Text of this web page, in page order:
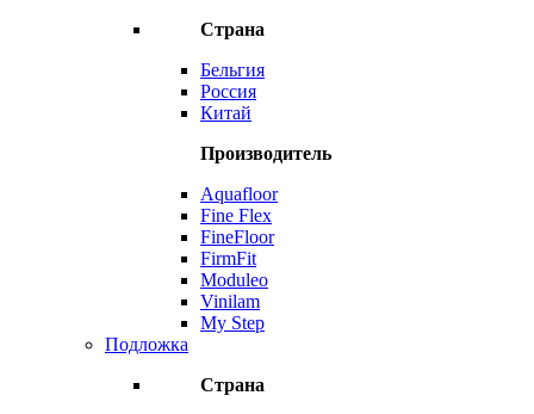
Страна
Бельгия
Россия
Китай
Производитель
Aquafloor
Fine Flex
FineFloor
FirmFit
Moduleo
Vinilam
My Step
Подложка
Страна